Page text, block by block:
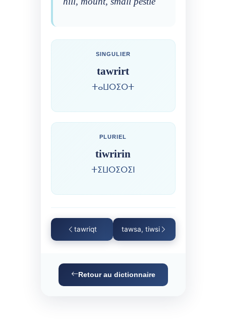
SINGULIER
tawrirt
ⵜⴰⵡⵔⵉⵔⵜ
PLURIEL
tiwririn
ⵜⵉⵡⵔⵉⵔⵉⵏ
tawriqt tawsa, tiwsi
Retour au dictionnaire